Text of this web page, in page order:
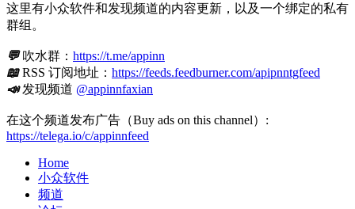
这里有小众软件和发现频道的内容更新，以及一个绑定的私有
群组。
💬吹水群： https://t.me/appinn
📖RSS 订阅地址： https://feeds.feedburner.com/apipnntgfeed
📣发现频道 @appinnfaxian
在这个频道发布广告（Buy ads on this channel）:
https://telega.io/c/appinnfeed
Home
小众软件
频道